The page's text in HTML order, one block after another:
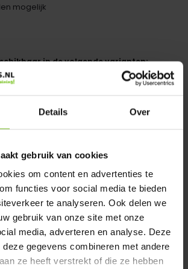
Details Over
gebruik van cookies
om content en advertenties te
functies voor social media te bieden
te analyseren. Ook delen we
gebruik van onze site met onze
media, adverteren en analyse. Deze
deze gegevens combineren met andere
ze heeft verstrekt of die ze hebben
mogelijk
in de volgende varianten:
met meer informatie